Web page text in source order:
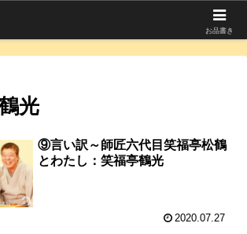
光
⑨言い訳～師匠六代目笑福亭松鶴
とわたし：笑福亭鶴光
2020.07.27
お品書き